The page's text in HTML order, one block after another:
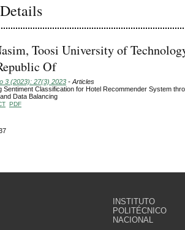
Toosi University of
Of
3 (2023): 27(3) 2023 - Articles
Sentiment Classification for Hotel Recommender System
Data Balancing
PDF
INSTITUTO
POLITÉCNICO
NACIONAL